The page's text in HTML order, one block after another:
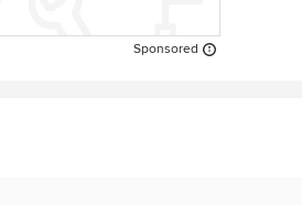
Sponsored